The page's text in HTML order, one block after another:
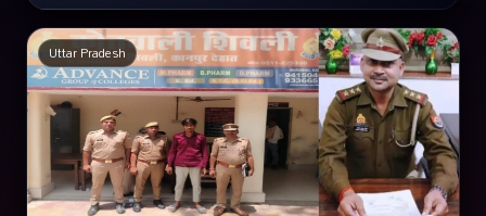
Uttar Pradesh